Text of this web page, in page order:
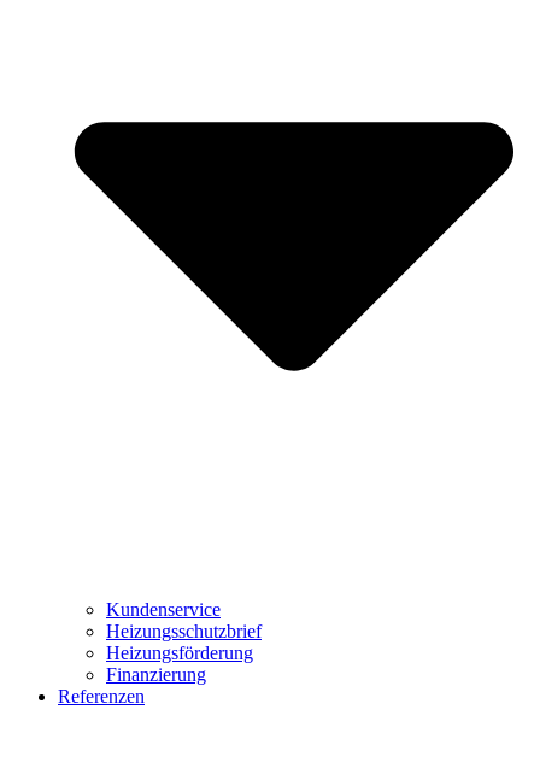
Kundenservice
Heizungsschutzbrief
Heizungsförderung
Finanzierung
Referenzen